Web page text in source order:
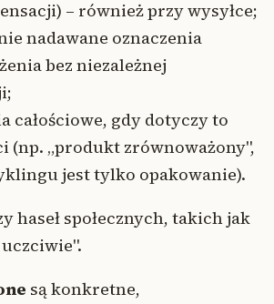
– również przy wysyłce;
nadawane oznaczenia
bez niezależnej
całościowe, gdy dotyczy to
(np. „produkt zrównoważony",
jest tylko opakowanie).
haseł społecznych, takich jak
są konkretne,